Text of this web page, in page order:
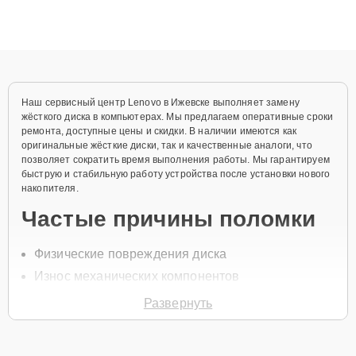
Наш сервисный центр Lenovo в Ижевске выполняет замену
жёсткого диска в компьютерах. Мы предлагаем оперативные сроки
ремонта, доступные цены и скидки. В наличии имеются как
оригинальные жёсткие диски, так и качественные аналоги, что
позволяет сократить время выполнения работы. Мы гарантируем
быструю и стабильную работу устройства после установки нового
накопителя.
Частые причины поломки
Физические повреждения диска
Износ механических компонентов
Перепады напряжения в сети
Ошибка файловой системы
Развернуть